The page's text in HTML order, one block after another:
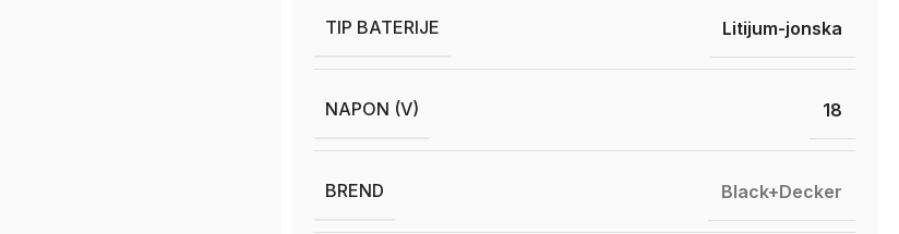
TIP BATERIJE Litijum-jonska
NAPON (V) 18
BREND Black+Decker